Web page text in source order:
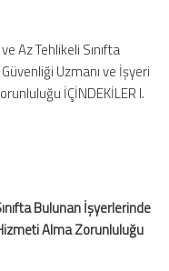
Az Tehlikeli Sınıfta
Uzmanı ve İşyeri
İÇİNDEKİLER I.
Bulunan İşyerlerinde
Alma Zorunluluğu